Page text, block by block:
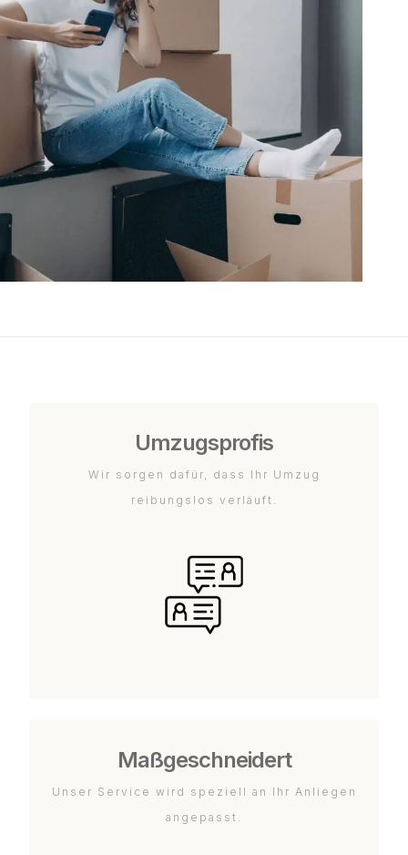
Umzugsprofis
Wir sorgen dafür, dass Ihr Umzug
reibungslos verläuft.
Maßgeschneidert
Unser Service wird speziell an Ihr Anliegen
angepasst.